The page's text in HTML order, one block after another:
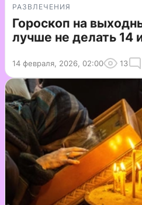
РАЗВЛЕЧЕНИЯ
Гороскоп на
лучше не делать 14
14 февраля, 2026, 02:00 13